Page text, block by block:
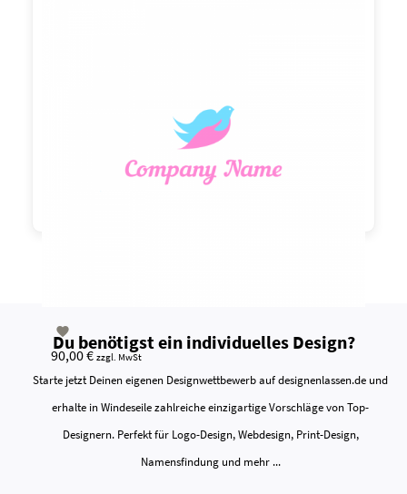

90,00 € zzgl. MwSt
Du benötigst ein individuelles Design?
Starte jetzt Deinen eigenen Designwettbewerb auf designenlassen.de und
erhalte in Windeseile zahlreiche einzigartige Vorschläge von Top-
Designern. Perfekt für Logo-Design, Webdesign, Print-Design,
Namensfindung und mehr ...